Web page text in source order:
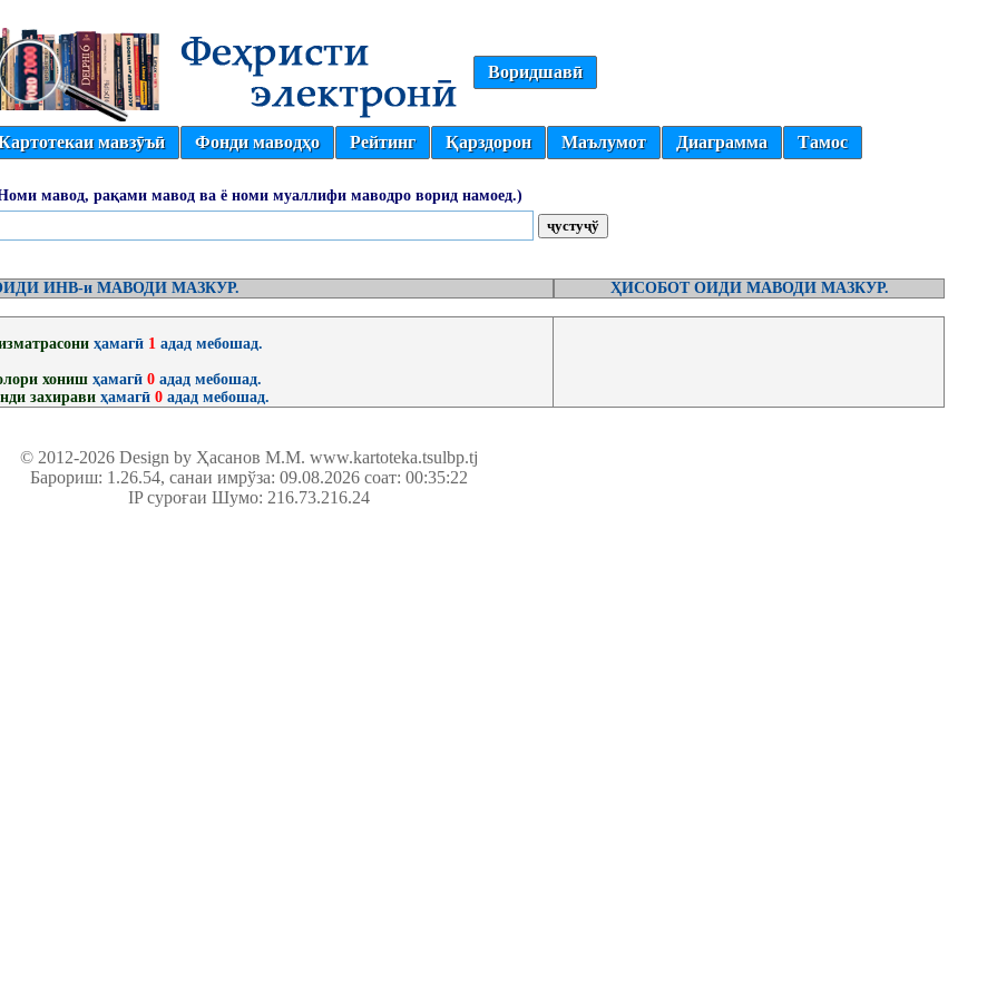
Воридшавӣ
мавзӯъӣ Фонди маводҳо Рейтинг Қарздорон Маълумот Диаграмма Тамос
мавод, рақами мавод ва ё номи муаллифи маводро ворид намоед.)
ИНВ-и МАВОДИ МАЗКУР. ҲИСОБОТ ОИДИ МАВОДИ МАЗКУР.
ҳамагӣ 1адад мебошад.
хониш ҳамагӣ 0 адад мебошад.
захирави ҳамагӣ 0 адад мебошад.
© 2012-2026 Design by Ҳасанов М.М. www.kartoteka.tsulbp.tj
Барориш: 1.26.54, санаи имрўза: 09.08.2026 соат: 00:35:22
IP суроғаи Шумо: 216.73.216.24